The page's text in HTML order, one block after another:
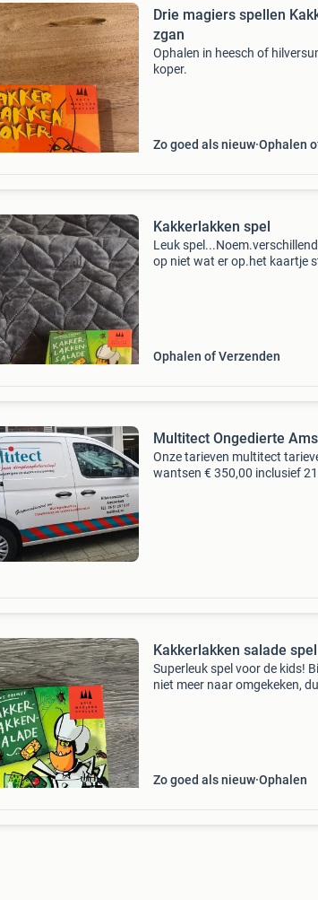
Drie magiers spellen
zgan
Ophalen in heesch of
koper.
Zo goed als nieuw Ophalen
Kakkerlakken spel
Leuk
op niet wat er op.het kaartje
Ophalen of Verzenden
Multitect Ongedierte
Onze tarieven multitect
wantsen € 350,00 inclusief
Kakkerlakken salade spel
Superleuk spel voor de kids!
niet meer naar omgekeken,
Zo goed als nieuw Ophalen